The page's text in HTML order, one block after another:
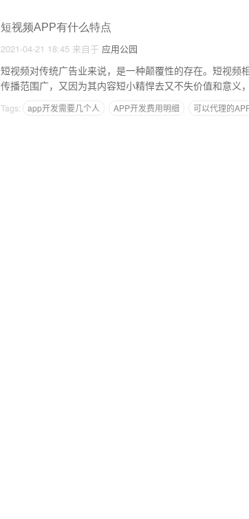
短视频APP有什么特点
2021-04-21 18:45 来自于 应用公园
短视频对传统广告业来说，是一种颠覆性的存在。短视频
传播范围广，又因为其内容短小精悍去又不失价值和意义
Tags: app开发需要几个人 APP开发费用明细 可以代理的